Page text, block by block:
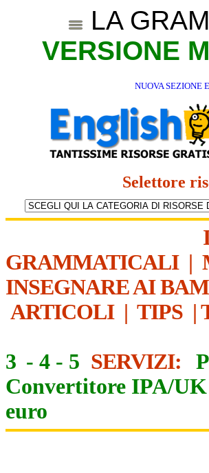
LA
VERSIONE
NUOVA SEZIONE
Selettore
GRAMMATICALI|
INSEGNARE AI
ARTICOLI| TIPS |
3 - 4 - 5 SERVIZI:
Convertitore IPA/UK
euro